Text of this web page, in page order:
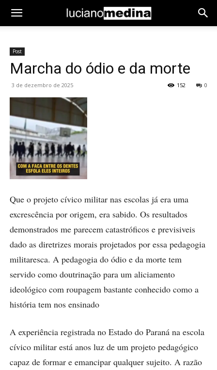
Post
Marcha do ódio e da morte
3 de dezembro de 2025 0
152
Que o projeto cívico militar nas escolas já era uma
excrescência por origem, era sabido. Os resultados
demonstrados me parecem catastróficos e previsiveis
dado as diretrizes morais projetados por essa pedagogia
militaresca. A pedagogia do ódio e da morte tem
servido como doutrinação para um aliciamento
ideológico com roupagem bastante conhecido como a
história tem nos ensinado
A experiência registrada no Estado do Paraná na escola
cívico militar está anos luz de um projeto pedagógico
capaz de formar e emancipar qualquer sujeito. A razão